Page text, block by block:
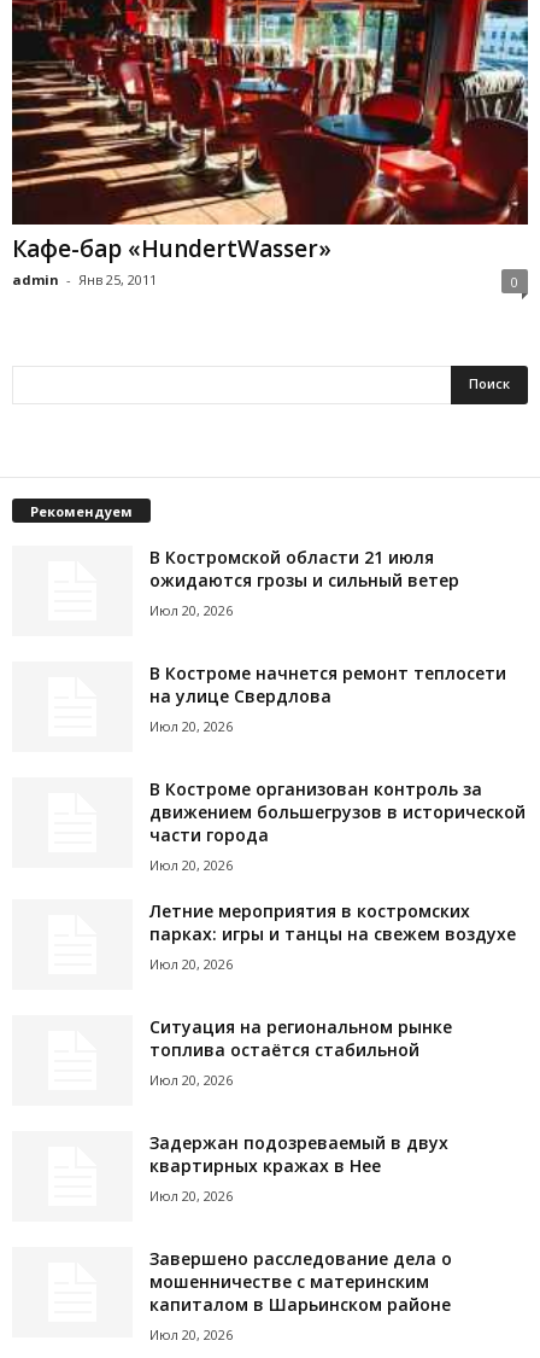
Кафе-бар «HundertWasser»
admin - Янв 25, 2011 0
Рекомендуем
В Костромской области 21 июля
ожидаются грозы и сильный ветер
Июл 20, 2026
В Костроме начнется ремонт теплосети
на улице Свердлова
Июл 20, 2026
В Костроме организован контроль за
движением большегрузов в исторической
части города
Июл 20, 2026
Летние мероприятия в костромских
парках: игры и танцы на свежем воздухе
Июл 20, 2026
Ситуация на региональном рынке
топлива остаётся стабильной
Июл 20, 2026
Задержан подозреваемый в двух
квартирных кражах в Нее
Июл 20, 2026
Завершено расследование дела о
мошенничестве с материнским
капиталом в Шарьинском районе
Июл 20, 2026